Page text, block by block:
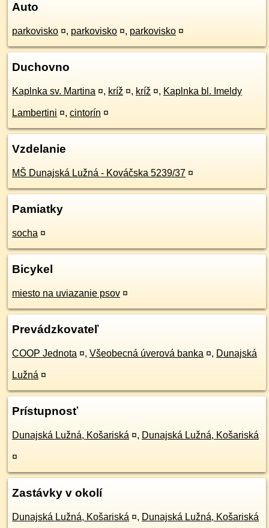
Auto
parkovisko ¤, parkovisko ¤, parkovisko ¤
Duchovno
Kaplnka sv. Martina ¤, kríž ¤, kríž ¤, Kaplnka bl. Imeldy
Lambertini ¤, cintorín ¤
Vzdelanie
MŠ Dunajská Lužná - Kováčska 5239/37 ¤
Pamiatky
socha ¤
Bicykel
miesto na uviazanie psov ¤
Prevádzkovateľ
COOP Jednota ¤, Všeobecná úverová banka ¤, Dunajská
Lužná ¤
Prístupnosť
Dunajská Lužná, Košariská ¤, Dunajská Lužná, Košariská
¤
Zastávky v okolí
Dunajská Lužná, Košariská ¤, Dunajská Lužná, Košariská